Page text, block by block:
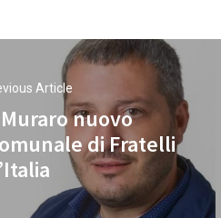
Article
Previous
post:
nuovo
di Fratelli